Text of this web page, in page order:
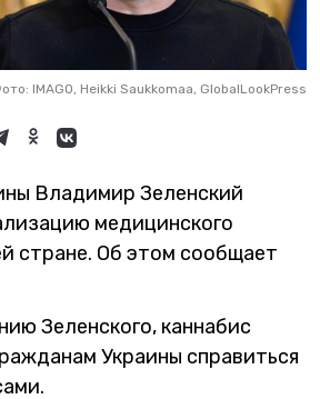
IMAGO, Heikki Saukkomaa, GlobalLookPress
Владимир Зеленский
медицинского
стране. Об этом сообщает
Зеленского, каннабис
Украины справиться